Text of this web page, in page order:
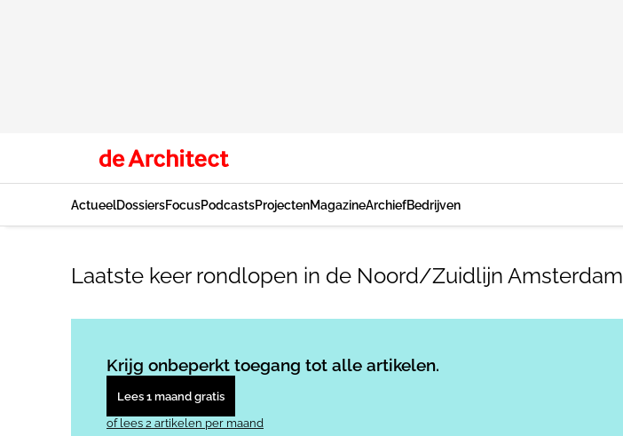
ActueelDossiersFocusPodcastsProjectenMagazineArchiefBedrijven
Laatste keer rondlopen in de Noord/Zuidlijn Amsterdam
Krijg onbeperkt toegang tot alle artikelen.
Lees 1 maand gratis
of lees 2 artikelen per maand